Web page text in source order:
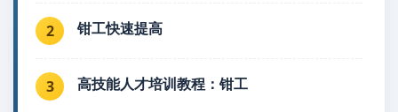
2 钳工快速提高
3 高技能人才培训教程：钳工